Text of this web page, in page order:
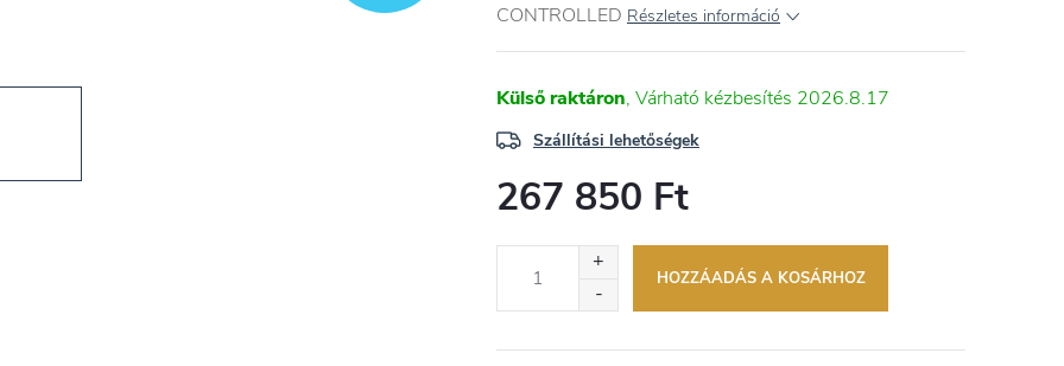
CONTROLLED Részletes információ
Külső raktáron 2026.8.17
Szállítási lehetőségek
267 850 Ft
HOZZÁADÁS A KOSÁRHOZ